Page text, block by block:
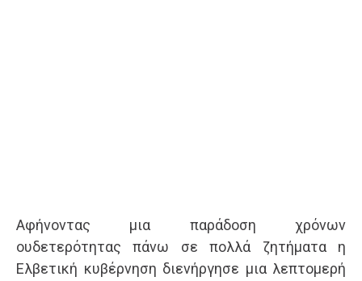
Αφήνοντας μια παράδοση χρόνων
ουδετερότητας πάνω σε πολλά ζητήματα η
Ελβετική κυβέρνηση διενήργησε μια λεπτομερή